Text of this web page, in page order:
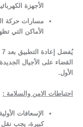
الأجهزة
مسارات حركة
الأماكن التي
القضاء على الأجيال
الأول.
احتياطات الامن والسلامة :
الإسعافات
كبيرة، يجب